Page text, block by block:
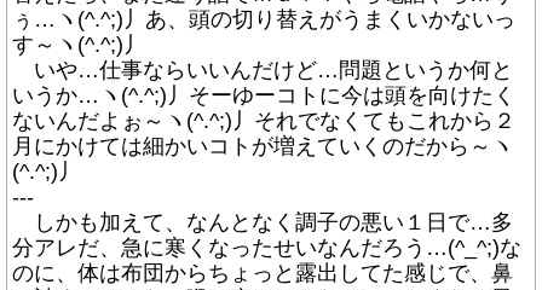
ぅ…ヽ(^.^;)丿あ、頭の切り替えがうまくいかないっ
す～ヽ(^.^;)丿
いや…仕事ならいいんだけど…問題というか何と
いうか…ヽ(^.^;)丿そーゆーコトに今は頭を向けたく
ないんだよぉ～ヽ(^.^;)丿それでなくてもこれから２
月にかけては細かいコトが増えていくのだから～ヽ
(^.^;)丿
---
しかも加えて、なんとなく調子の悪い１日で…多
分アレだ、急に寒くなったせいなんだろう…(^_^;)な
のに、体は布団からちょっと露出してた感じで、鼻